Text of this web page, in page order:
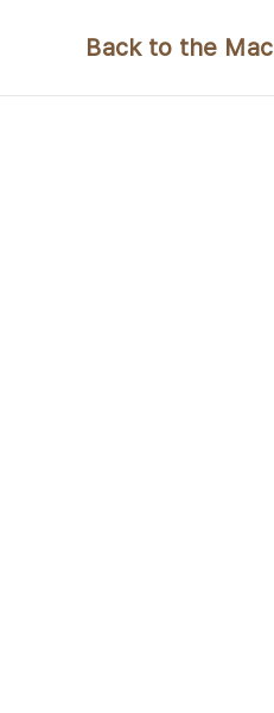
Back to the Mac